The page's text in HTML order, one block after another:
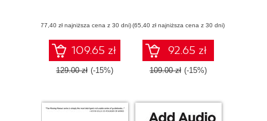
(77,40 zł najniższa cena z 30 dni)
109.65 zł
129.00 zł (-15%)
(65,40 zł najniższa cena z 30 dni)
92.65 zł
109.00 zł (-15%)